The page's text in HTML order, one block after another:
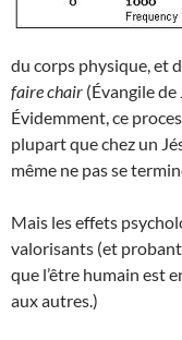
du corps physique, et
faire chair (Évangile
Évidemment, ce
plupart que chez un
même ne pas se
Mais les effets
valorisants (et
que l’être humain est
aux autres.)